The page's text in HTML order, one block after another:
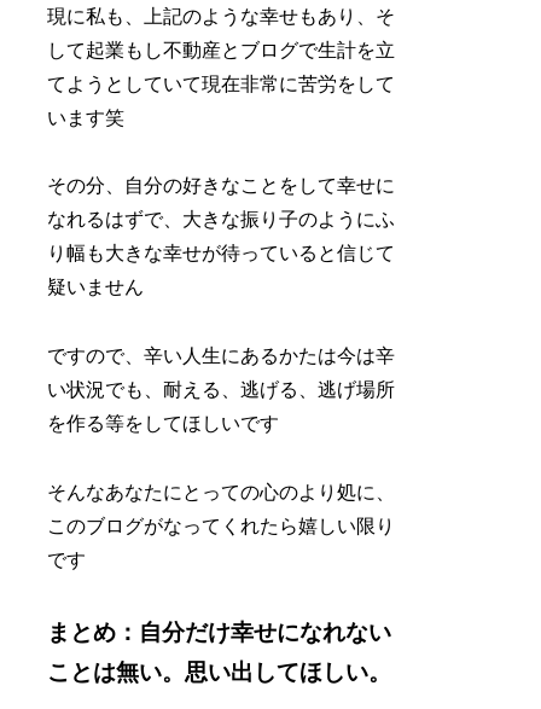
現に私も、上記のような幸せもあり、そ
して起業もし不動産とブログで生計を立
てようとしていて現在非常に苦労をして
います笑
その分、自分の好きなことをして幸せに
なれるはずで、大きな振り子のようにふ
り幅も大きな幸せが待っていると信じて
疑いません
ですので、辛い人生にあるかたは今は辛
い状況でも、耐える、逃げる、逃げ場所
を作る等をしてほしいです
そんなあなたにとっての心のより処に、
このブログがなってくれたら嬉しい限り
です
まとめ：自分だけ幸せになれない
ことは無い。思い出してほしい。